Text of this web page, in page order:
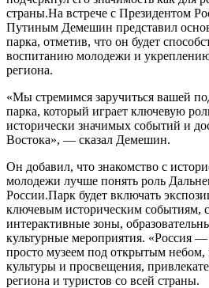
страны.На встрече с Президентом
Путиным Демешин представил
парка, отметив, что он будет
воспитанию молодежи и укреплению
региона.
«Мы стремимся заручиться вашей
парка, который играет ключевую
исторически значимых событий и
Востока», — сказал Демешин.
Он добавил, что знакомство с
молодежи лучше понять роль
России.Парк будет включать
ключевым историческим событиям,
интерактивные зоны,
культурные мероприятия. «Россия —
просто музеем под открытым
культуры и просвещения,
региона и туристов со всей страны.